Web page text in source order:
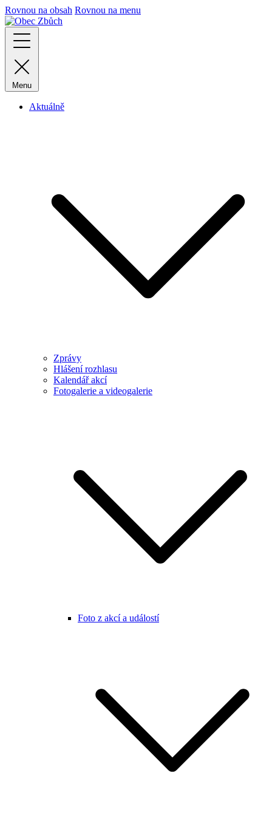
Rovnou na obsah Rovnou na menu
Menu
Aktuálně
Zprávy
Hlášení rozhlasu
Kalendář akcí
Fotogalerie a videogalerie
Foto z akcí a událostí